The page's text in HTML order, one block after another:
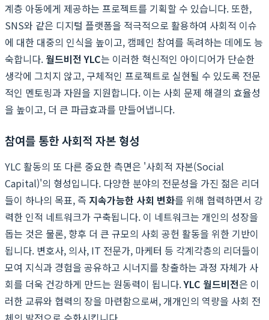
계층 아동에게 제공하는 프로젝트를 기획할 수 있습니다. 또한,
SNS와 같은 디지털 플랫폼을 적극적으로 활용하여 사회적 이슈
에 대한 대중의 인식을 높이고, 캠페인 참여를 독려하는 데에도 능
숙합니다. 월드비전 YLC는 이러한 혁신적인 아이디어가 단순한
생각에 그치지 않고, 구체적인 프로젝트로 실현될 수 있도록 전문
적인 멘토링과 자원을 지원합니다. 이는 사회 문제 해결의 효율성
을 높이고, 더 큰 파급효과를 만들어냅니다.
참여를 통한 사회적 자본 형성
YLC 활동의 또 다른 중요한 측면은 '사회적 자본(Social
Capital)'의 형성입니다. 다양한 분야의 전문성을 가진 젊은 리더
들이 하나의 목표, 즉 지속가능한 사회 변화를 위해 협력하면서 강
력한 인적 네트워크가 구축됩니다. 이 네트워크는 개인의 성장을
돕는 것은 물론, 향후 더 큰 규모의 사회 공헌 활동을 위한 기반이
됩니다. 변호사, 의사, IT 전문가, 마케터 등 각계각층의 리더들이
모여 지식과 경험을 공유하고 시너지를 창출하는 과정 자체가 사
회를 더욱 건강하게 만드는 원동력이 됩니다.YLC 월드비전은 이
러한 교류와 협력의 장을 마련함으로써, 개개인의 역량을 사회 전